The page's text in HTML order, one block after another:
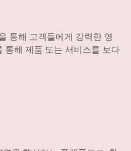
통해 고객들에게 강력한 영
통해 제품 또는 서비스를 보다